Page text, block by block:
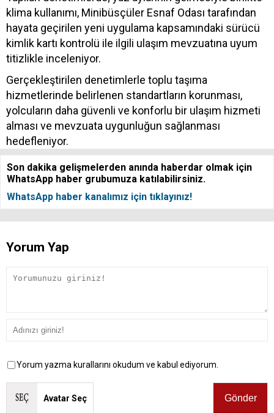
klima kullanımı, Minibüsçüler Esnaf Odası tarafından
hayata geçirilen yeni uygulama kapsamındaki sürücü
kimlik kartı kontrolü ile ilgili ulaşım mevzuatına uyum
titizlikle inceleniyor.
Gerçekleştirilen denetimlerle toplu taşıma
hizmetlerinde belirlenen standartların korunması,
yolcuların daha güvenli ve konforlu bir ulaşım hizmeti
alması ve mevzuata uygunluğun sağlanması
hedefleniyor.
Son dakika gelişmelerden anında haberdar olmak için
WhatsApp haber grubumuza katılabilirsiniz.
WhatsApp haber kanalımız için tıklayınız!
Yorum Yap
Yorum yazma kurallarını okudum ve kabul ediyorum.
Avatar Seç